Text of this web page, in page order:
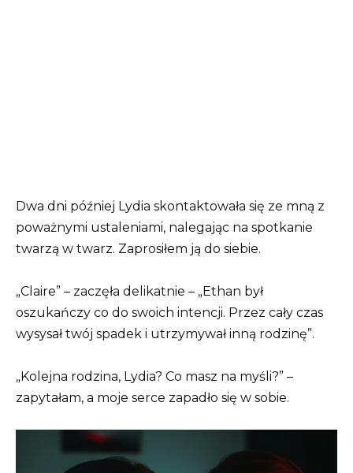
Dwa dni później Lydia skontaktowała się ze mną z
poważnymi ustaleniami, nalegając na spotkanie
twarzą w twarz. Zaprosiłem ją do siebie.
„Claire” – zaczęła delikatnie – „Ethan był
oszukańczy co do swoich intencji. Przez cały czas
wysysał twój spadek i utrzymywał inną rodzinę”.
„Kolejna rodzina, Lydia? Co masz na myśli?” –
zapytałam, a moje serce zapadło się w sobie.